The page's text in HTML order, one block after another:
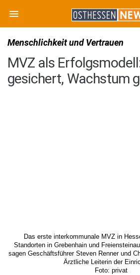
Menschlichkeit und Vertrauen
MVZ als
gesichert, Wachstum
Das erste interkommunale MVZ in
Standorten in Grebenhain und
sagen Geschäftsführer Steven Renner und
Ärztliche Leiterin der
Foto: privat